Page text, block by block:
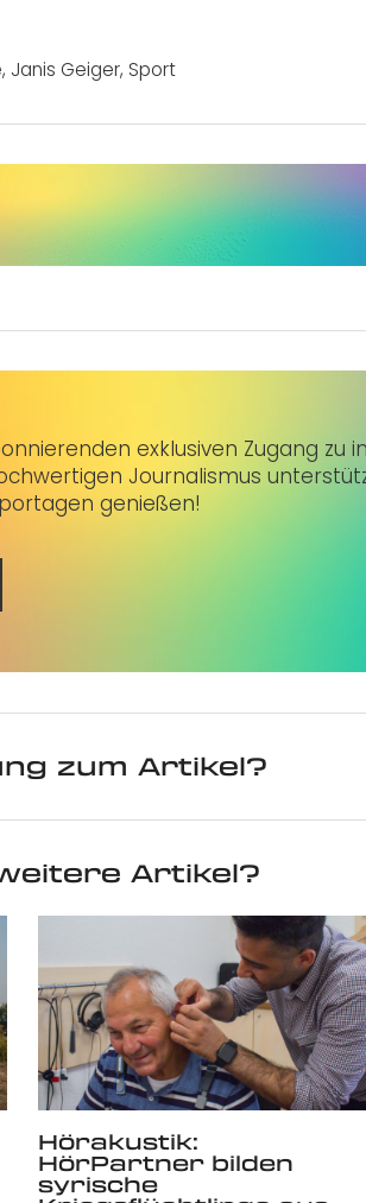
, Janis Geiger, Sport
exklusiven Zugang zu
Journalismus
genießen!
zum Artikel?
Artikel?
Hörakustik:
HörPartner bilden
syrische